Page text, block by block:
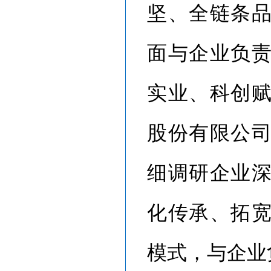
坚、全链条
面与企业负
实业、科创
股份有限公
细调研企业
化传承、拓
模式，与企